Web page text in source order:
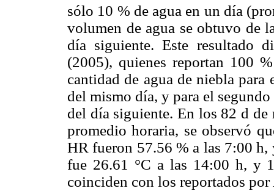
sólo 10 % de agua en un día
volumen de agua se obtuvo de
día siguiente. Este resultado
(2005), quienes reportan 100
cantidad de agua de niebla
del mismo día, y para el
del día siguiente. En los 82 d
promedio horaria, se observó
HR fueron 57.56 % a las 7:00
fue 26.61 °C a las 14:00 h, y
coinciden con los reportados